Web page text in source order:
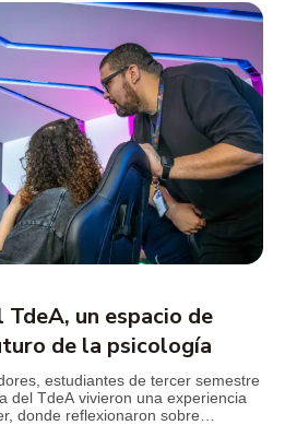
un espacio de
de la psicología
estudiantes de tercer semestre
del TdeA vivieron una experiencia
donde reflexionaron sobre